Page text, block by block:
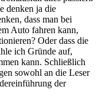
denken ja die
dass man bei
Auto fahren kann,
Oder dass die
ich Gründe auf,
kann. Schließlich
sowohl an die Leser
der